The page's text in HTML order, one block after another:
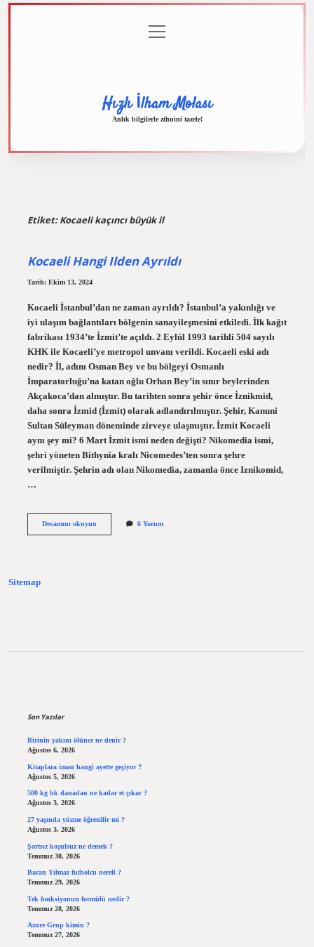
menüyü
aç
Hızlı İlham Molası
Anlık bilgilerle zihnini tazele!
Etiket:Kocaeli kaçıncı büyük il
Kocaeli Hangi Ilden Ayrıldı
Tarih: Ekim 13, 2024
Kocaeli İstanbul’dan ne zaman ayrıldı? İstanbul’a yakınlığı ve
iyi ulaşım bağlantıları bölgenin sanayileşmesini etkiledi. İlk kağıt
fabrikası 1934’te İzmit’te açıldı. 2 Eylül 1993 tarihli 504 sayılı
KHK ile Kocaeli’ye metropol unvanı verildi. Kocaeli eski adı
nedir? İl, adını Osman Bey ve bu bölgeyi Osmanlı
İmparatorluğu’na katan oğlu Orhan Bey’in sınır beylerinden
Akçakoca’dan almıştır. Bu tarihten sonra şehir önce İznikmid,
daha sonra İzmid (İzmit) olarak adlandırılmıştır. Şehir, Kanuni
Sultan Süleyman döneminde zirveye ulaşmıştır. İzmit Kocaeli
aynı şey mi? 6 Mart İzmit ismi neden değişti? Nikomedia ismi,
şehri yöneten Bithynia kralı Nicomedes’ten sonra şehre
verilmiştir. Şehrin adı olan Nikomedia, zamanla önce Iznikomid,
…
Devamını okuyunKocaeli
6 Yorum
Sitemap
Son Yazılar
Birinin yakını ölünce ne denir ?
Ağustos 6, 2026
Kitaplara iman hangi ayette geçiyor ?
Ağustos 5, 2026
500 kg lık danadan ne kadar et çıkar ?
Ağustos 3, 2026
27 yaşında yüzme öğrenilir mi ?
Ağustos 3, 2026
Şartsız koşulsuz ne demek ?
Temmuz 30, 2026
Baran Yılmaz futbolcu nereli ?
Temmuz 29, 2026
Tek fonksiyonun formülü nedir ?
Temmuz 28, 2026
Azure Grup kimin ?
Temmuz 27, 2026